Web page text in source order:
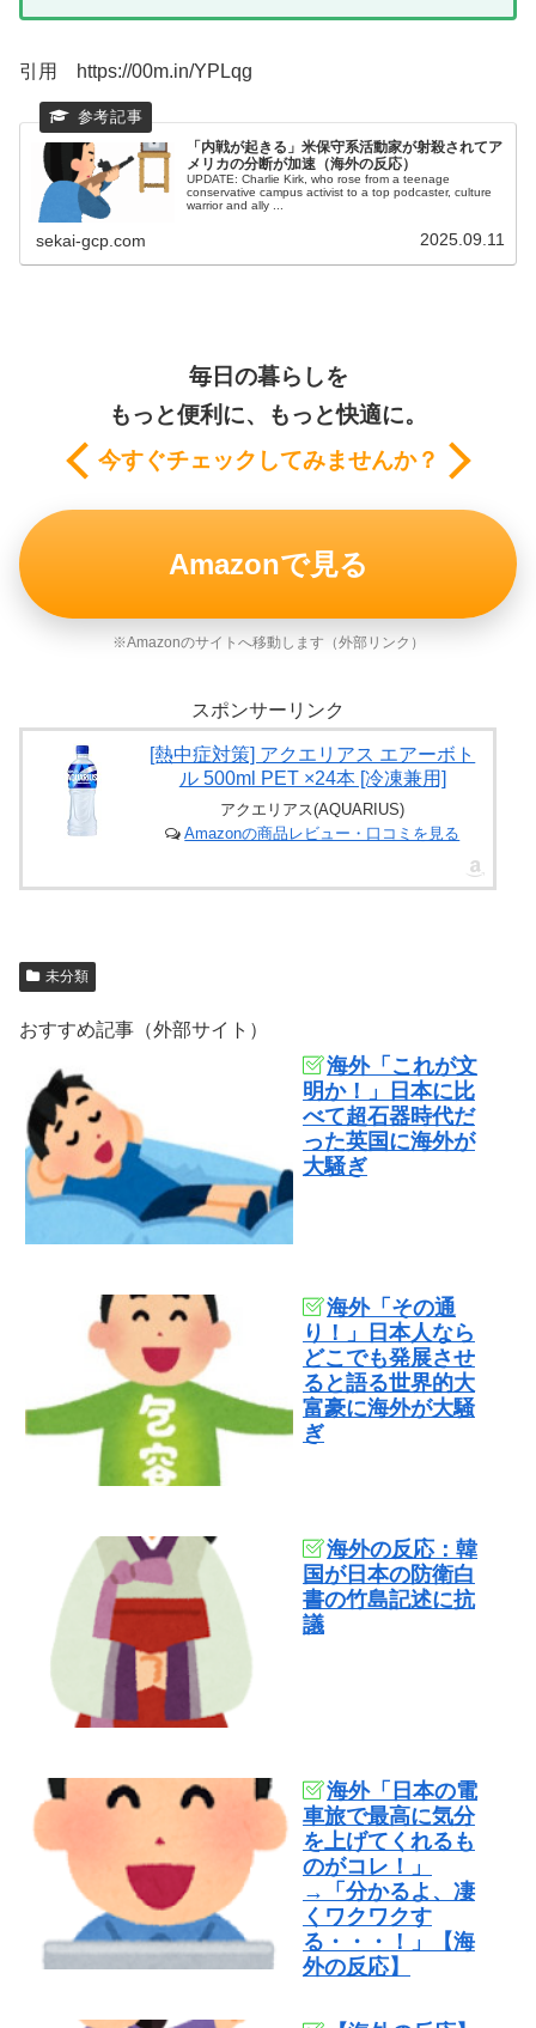
引用 https://00m.in/YPLqg
「内戦が起きる」米保守系活動家が射殺されてア
メリカの分断が加速（海外の反応）
UPDATE: Charlie Kirk, who rose from a teenage
conservative campus activist to a top podcaster, culture
warrior and ally ...
sekai-gcp.com 2025.09.11
毎日の暮らしを
もっと便利に、もっと快適に。
今すぐチェックしてみませんか？
Amazonで見る
※Amazonのサイトへ移動します（外部リンク）
スポンサーリンク
[熱中症対策] アクエリアス エアーボト
ル 500ml PET ×24本 [冷凍兼用]
アクエリアス(AQUARIUS)
Amazonの商品レビュー・口コミを見る
未分類
おすすめ記事（外部サイト）
海外「これが文
明か！」日本に比
べて超石器時代だ
った英国に海外が
大騒ぎ
海外「その通
り！」日本人なら
どこでも発展させ
ると語る世界的大
富豪に海外が大騒
ぎ
海外の反応：韓
国が日本の防衛白
書の竹島記述に抗
議
海外「日本の電
車旅で最高に気分
を上げてくれるも
のがコレ！」
→「分かるよ、凄
くワクワクす
る・・・！」【海
外の反応】